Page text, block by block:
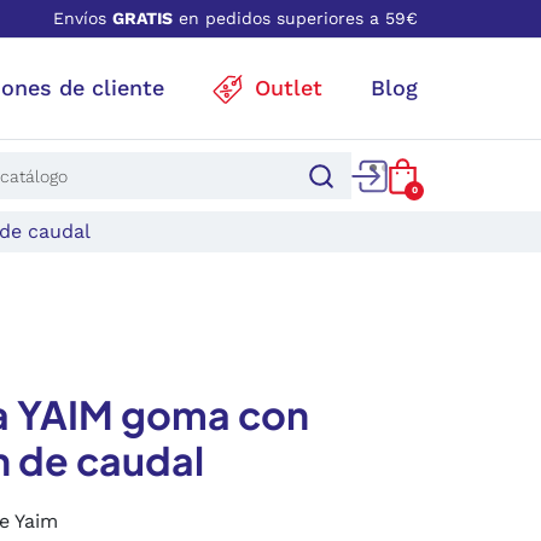
Envíos GRATIS en pedidos superiores a 59€
de cliente Outlet Blog
0
caudal
goma con
de caudal
Yaim